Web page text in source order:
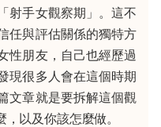
射手女觀察期」。這不
任與評估關係的獨特方
性朋友，自己也經歷過
現很多人會在這個時期
文章就是要拆解這個觀
以及你該怎麼做。